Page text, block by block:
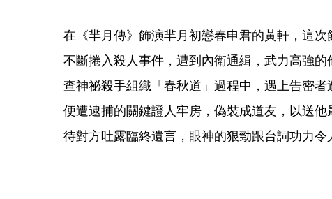
在《羋月傳》飾演羋月初戀春申君的黃軒，這次
不斷捲入殺人事件，遭到內衛通緝，武力高強
查神祕殺手組織「春秋道」過程中，遇上告密
便遭逮捕的關鍵證人牢房，偽裝成道友，以送
待對方吐露臨終遺言，眼神的狠勁跟台詞功力令